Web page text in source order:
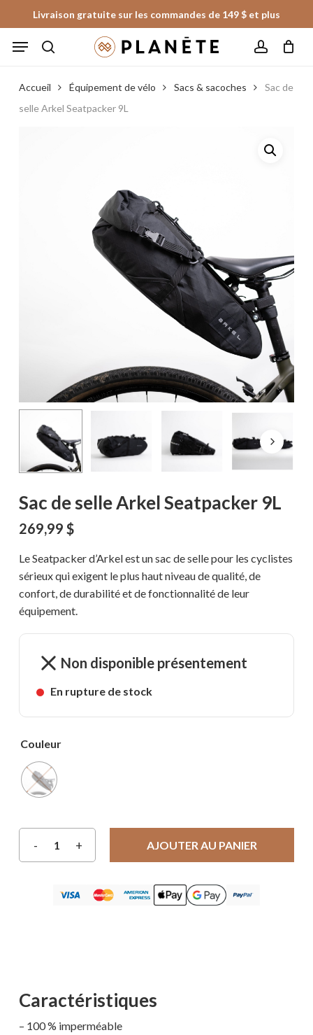
to
main
Livraison gratuite sur les commandes de 149 $ et plus
Menu
Fermer
le
panier
Accueil Équipement de vélo Sacs & sacoches
Sac de
selle Arkel Seatpacker 9L
Sac de selle Arkel Seatpacker 9L
269,99 $
Le Seatpacker d’Arkel est un sac de selle pour les cyclistes
sérieux qui exigent le plus haut niveau de qualité, de
confort, de durabilité et de fonctionnalité de leur
équipement.
Non disponible présentement
En rupture de stock
Couleur
AJOUTER AU PANIER
Caractéristiques
– 100 % imperméable